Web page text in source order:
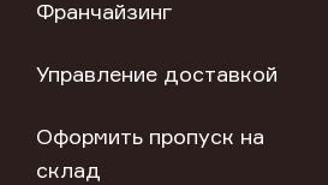
Франчайзинг
Управление доставкой
Оформить пропуск на
склад